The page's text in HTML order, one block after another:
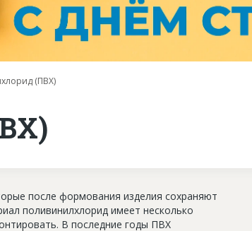
Глоссарий
(ПВХ)
после формования изделия сохраняют
поливинилхлорид имеет несколько
В последние годы ПВХ